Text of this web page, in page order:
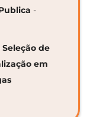
-
Seleção de
em